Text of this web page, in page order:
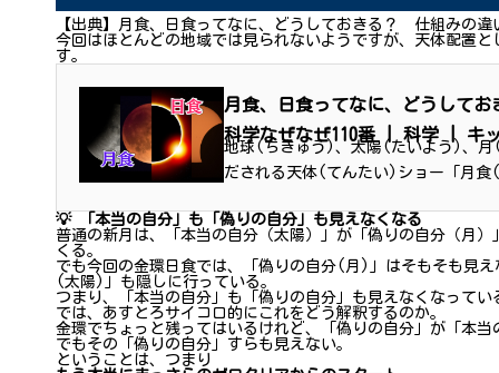
【出典】月食、日食ってなに、どうしておきる？ 仕組みの違
今回はほとんどの地域では見られないようですが、天体配置
す。
月食、日食ってなに、どうし
科学なぜなぜ110番 | 科学 | キ
地球(ちきゅう)、太陽(たいよう)、
だされる天体(てんたい)ショー「月
💡 「本当の自分」も「偽りの自分」も見えなくなる
普通の新月は、「本当の自分（太陽）」が「偽りの自分（月
くる。
でも今回の金環日食では、「偽りの自分(月)」はそもそも見
(太陽)」も隠しに行っている。
つまり、「本当の自分」も「偽りの自分」も見えなくなってい
では、あすとろサイコロ的にこれをどう解釈するのか。
金環でちょっと残ってはいるけれど、「偽りの自分」が「本
でもその「偽りの自分」すらも見えない。
ということは、つまり